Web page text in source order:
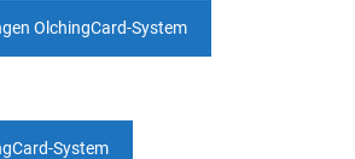
OlchingCard-System
System